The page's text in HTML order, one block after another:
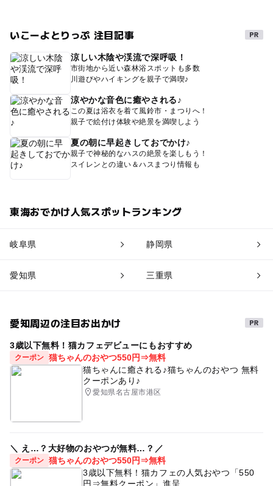
いこーよとりっぷ 注目記事
涼しい木陰や渓流で深呼吸！
市街地から近い森林浴スポットも多数
川遊びやハイキングを親子で満喫♪
涼やかな音色に癒やされる♪
この夏は浴衣を着て風鈴市・まつりへ！
親子で絵付け体験や絶景を満喫しよう
夏の朝に早起きしておでかけ♪
親子で神秘的なハスの絶景を楽しもう！
スイレンとの違い＆ハスまつり情報も
東海おでかけ人気スポットランキング
岐阜県 静岡県
愛知県 三重県
愛知周辺の注目お出かけ
3歳以下無料！猫カフェデビューにもおすすめ
クーポン 猫ちゃんのおやつ550円⇒無料
猫ちゃんに癒される♪猫ちゃんのおやつ 無料
クーポンあり♪
愛知県名古屋市港区
＼ え…？大好物のおやつが無料…？／
クーポン 猫ちゃんのおやつ550円⇒無料
3歳以下無料！猫カフェの人気おやつ「550
円⇒無料クーポン」進呈